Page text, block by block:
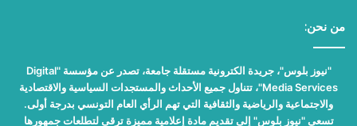
من نحن:
"نيوز بلوس"، جريدة الكترونية مستقلة جامعة، تصدر عن مؤسسة "Digital
Media Services"، تتناول جميع الأحداث والمستجدات السياسية والاقتصادية
والاجتماعية والرياضية والثقافية التي تهم الرأي العام التونسي بدرجة أولى.
تسعى "نيوز بلوس" إلى تقديم مادة إعلامية مميزة ترقى لتطلعات جمهورها